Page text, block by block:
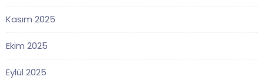
Kasım 2025
Ekim 2025
Eylül 2025